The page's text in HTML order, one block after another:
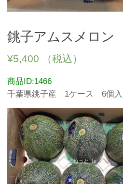
銚子アムスメロン
¥5,400 （税込）
商品ID:1466
千葉県銚子産 1ケース 6個